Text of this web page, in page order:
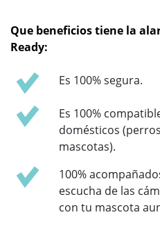
Que beneficios tiene la
Ready:
Es 100% segura.
Es 100%
domésticos
mascotas).
100%
escucha de las
con tu mascota